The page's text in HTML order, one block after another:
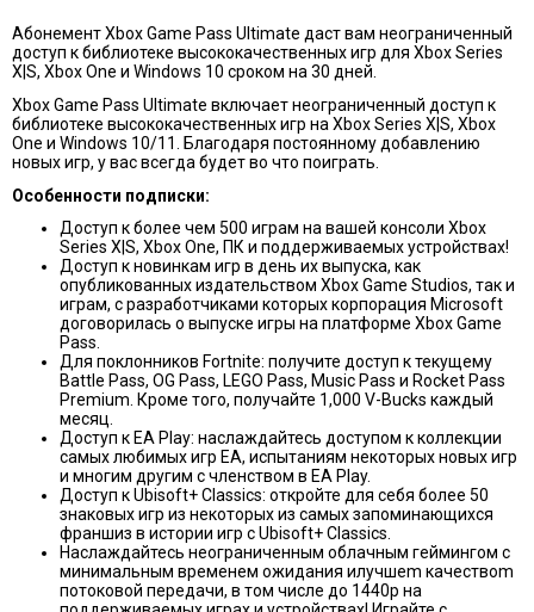
Абонемент Xbox Game Pass Ultimate даст вам неограниченный
доступ к библиотеке высококачественных игр для Xbox Series
X|S, Xbox One и Windows 10 сроком на 30 дней.
Xbox Game Pass Ultimate включает неограниченный доступ к
библиотеке высококачественных игр на Xbox Series X|S, Xbox
One и Windows 10/11. Благодаря постоянному добавлению
новых игр, у вас всегда будет во что поиграть.
Особенности подписки:
Доступ к более чем 500 играм на вашей консоли Xbox
Series X|S, Xbox One, ПК и поддерживаемых устройствах!
Доступ к новинкам игр в день их выпуска, как
опубликованных издательством Xbox Game Studios, так и
играм, с разработчиками которых корпорация Мicrosoft
договорилась о выпуске игры на платформе Xbox Game
Pass.
Для поклонников Fortnite: получите доступ к текущему
Battle Pass, OG Pass, LEGO Pass, Music Pass и Rocket Pass
Premium. Кроме того, получайте 1,000 V-Bucks каждый
месяц.
Доступ к EA Play: наслаждайтесь доступом к коллекции
самых любимых игр EA, испытаниям некоторых новых игр
и многим другим с членством в EA Play.
Доступ к Ubisoft+ Classics: откройте для себя более 50
знаковых игр из некоторых из самых запоминающихся
франшиз в истории игр с Ubisoft+ Classics.
Наслаждайтесь неограниченным облачным геймингом с
минимальным временем ожидания илучшеm качествоm
потоковой передачи, в том числе до 1440p на